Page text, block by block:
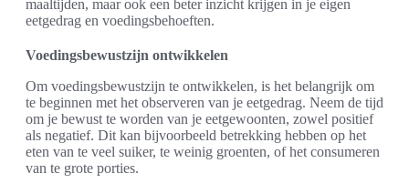
maaltijden, maar ook een beter inzicht krijgen in je eigen
eetgedrag en voedingsbehoeften.
Voedingsbewustzijn ontwikkelen
Om voedingsbewustzijn te ontwikkelen, is het belangrijk om
te beginnen met het observeren van je eetgedrag. Neem de tijd
om je bewust te worden van je eetgewoonten, zowel positief
als negatief. Dit kan bijvoorbeeld betrekking hebben op het
eten van te veel suiker, te weinig groenten, of het consumeren
van te grote porties.